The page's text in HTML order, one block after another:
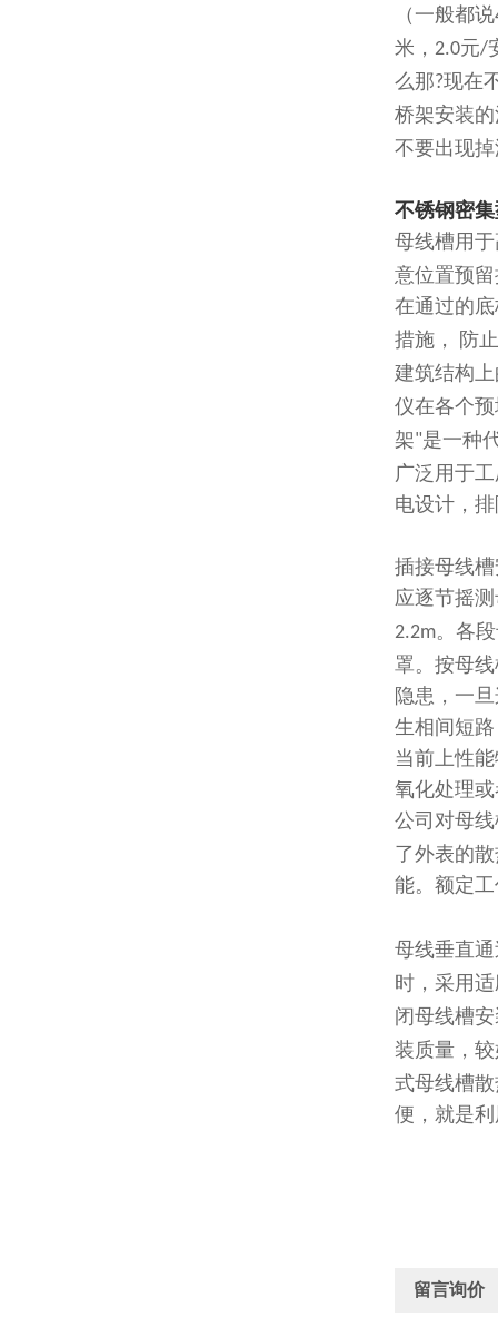
（一般都说
米， 2.0元/
么那?现在
桥架安装
不要出现
不锈钢密
母线槽用
意位置预
在通过的
措施，
防
建筑结构
仪在各个
架"是一种
广泛用于
电设计，
插接母线
应逐节摇
2.2m。各
罩。按母
隐患，一
生相间短
当前上性
氧化处理
公司对母
了外表的
能。额定
母线垂直
时，采用
闭母线槽
装质量，
式母线槽
便，就是
留言询价